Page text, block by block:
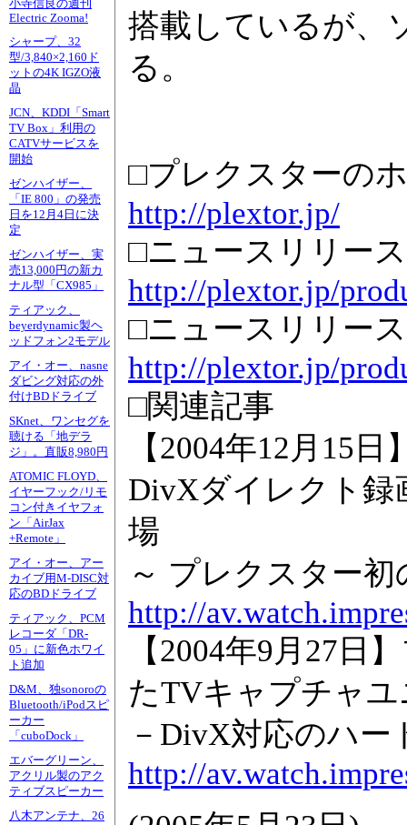
小寺信良の週刊
Electric Zooma!
シャープ、32
型/3,840×2,160ド
ットの4K IGZO液
晶
JCN、KDDI「Smart
TV Box」利用の
CATVサービスを
開始
ゼンハイザー、
「IE 800」の発売
日を12月4日に決
定
ゼンハイザー、実
売13,000円の新カ
ナル型「CX985」
ティアック、
beyerdynamic製ヘ
ッドフォン2モデル
アイ・オー、nasne
ダビング対応の外
付けBDドライブ
SKnet、ワンセグを
聴ける「地デラ
ジ」。直販8,980円
ATOMIC FLOYD、
イヤーフック/リモ
コン付きイヤフォ
ン「AirJax
+Remote」
アイ・オー、アー
カイブ用M-DISC対
応のBDドライブ
ティアック、PCM
レコーダ「DR-
05」に新色ホワイ
ト追加
D&M、独sonoroの
Bluetooth/iPodスピ
ーカー
「cuboDock」
エバーグリーン、
アクリル製のアク
ティブスピーカー
八木アンテナ、26
搭載しているが、
る。
□プレクスターの
http://plextor.jp/
□ニュースリリー
http://plextor.jp/
□ニュースリリース
http://plextor.jp/
□関連記事
【2004年12月15日
DivXダイレクト録
場
～ プレクスター初
http://
【2004年9月27日
たTVキャプチャ
－DivX対応のハ
http://